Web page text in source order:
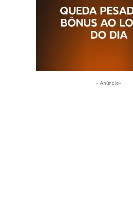
- Anúncio-